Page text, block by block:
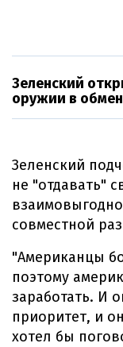
Зеленский
оружии в
Зеленский
не "отдавать"
совместной
"Американцы
поэтому
заработать. И
приоритет, и
хотел бы